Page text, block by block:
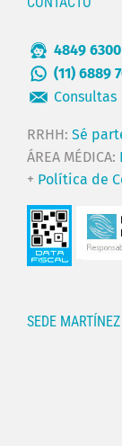
4849 6300
(11) 6889
Consultas
RRHH: Sé
ÁREA MÉDICA:
+ Política de
SEDE MARTÍNEZ